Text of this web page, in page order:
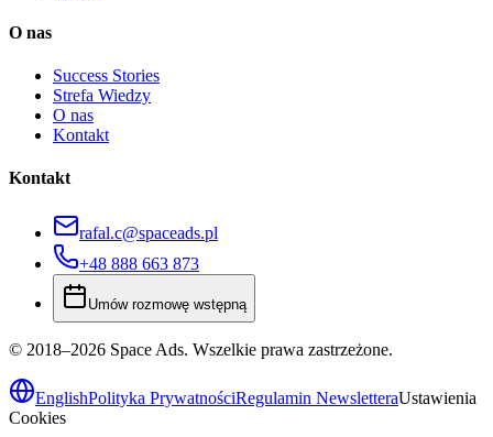
O nas
Success Stories
Strefa Wiedzy
O nas
Kontakt
Kontakt
rafal.c@spaceads.pl
+48 888 663 873
Umów rozmowę wstępną
© 2018–2026 Space Ads. Wszelkie prawa zastrzeżone.
EnglishPolityka PrywatnościRegulamin NewsletteraUstawienia
Cookies